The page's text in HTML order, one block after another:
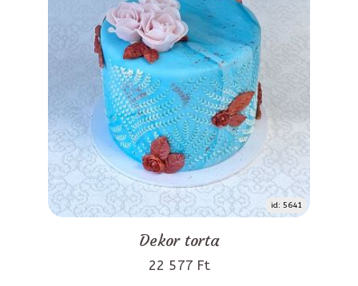
id: 5641
Dekor torta
22 577 Ft